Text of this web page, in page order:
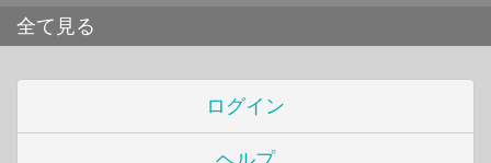
全て見る
ログイン